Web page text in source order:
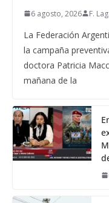
6 agosto, 2026 F.
La Federación
la campaña
doctora Patricia
mañana de la